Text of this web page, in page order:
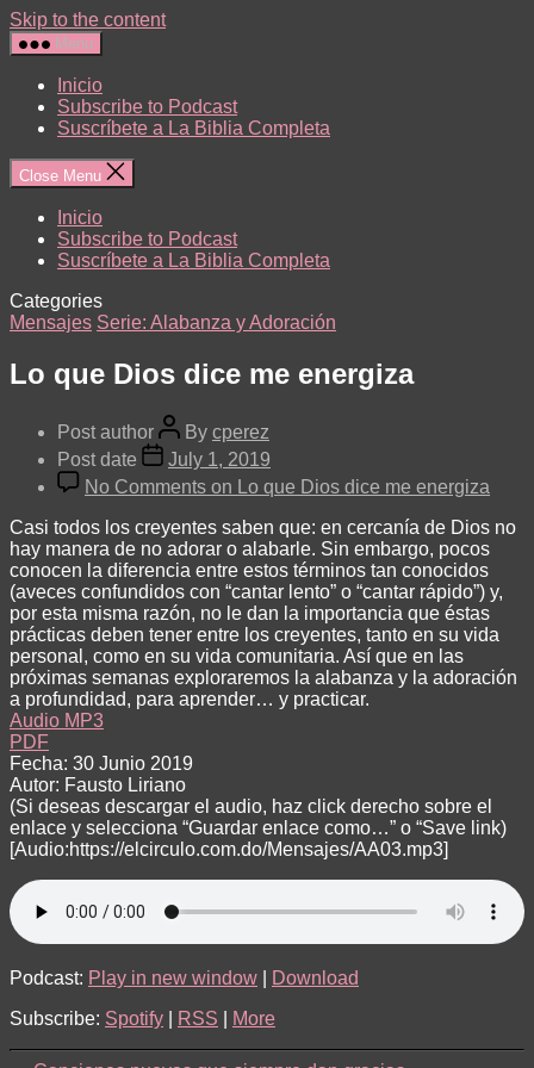
Skip to the content
Menu
Inicio
Subscribe to Podcast
Suscríbete a La Biblia Completa
Close Menu
Inicio
Subscribe to Podcast
Suscríbete a La Biblia Completa
Categories
Mensajes Serie: Alabanza y Adoración
Lo que Dios dice me energiza
Post author By cperez
Post date
July 1, 2019
No Comments on Lo que Dios dice me energiza
Casi todos los creyentes saben que: en cercanía de Dios no
hay manera de no adorar o alabarle. Sin embargo, pocos
conocen la diferencia entre estos términos tan conocidos
(aveces confundidos con “cantar lento” o “cantar rápido”) y,
por esta misma razón, no le dan la importancia que éstas
prácticas deben tener entre los creyentes, tanto en su vida
personal, como en su vida comunitaria. Así que en las
próximas semanas exploraremos la alabanza y la adoración
a profundidad, para aprender… y practicar.
Audio MP3
PDF
Fecha: 30 Junio 2019
Autor: Fausto Liriano
(Si deseas descargar el audio, haz click derecho sobre el
enlace y selecciona “Guardar enlace como…” o “Save link)
[Audio:https://elcirculo.com.do/Mensajes/AA03.mp3]
Podcast: Play in new window
Download
Subscribe: Spotify RSS More